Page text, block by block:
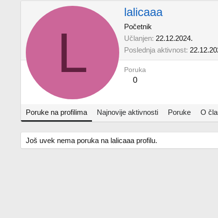
L
lalicaaa
Početnik
Učlanjen 22.12.2024.
Poslednja aktivnost
Poruka
0
Poruke na profilima Najnovije aktivnosti Poruke O
Još uvek nema poruka na lalicaaa profilu.